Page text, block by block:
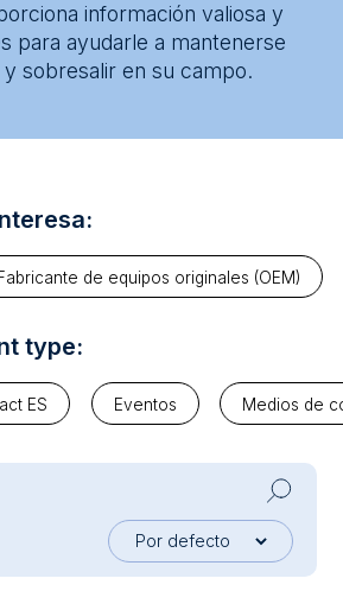
información valiosa y
para ayudarle a mantenerse
sobresalir en su campo.
Fabricante de equipos originales (OEM)
type:
ES Eventos Medios de